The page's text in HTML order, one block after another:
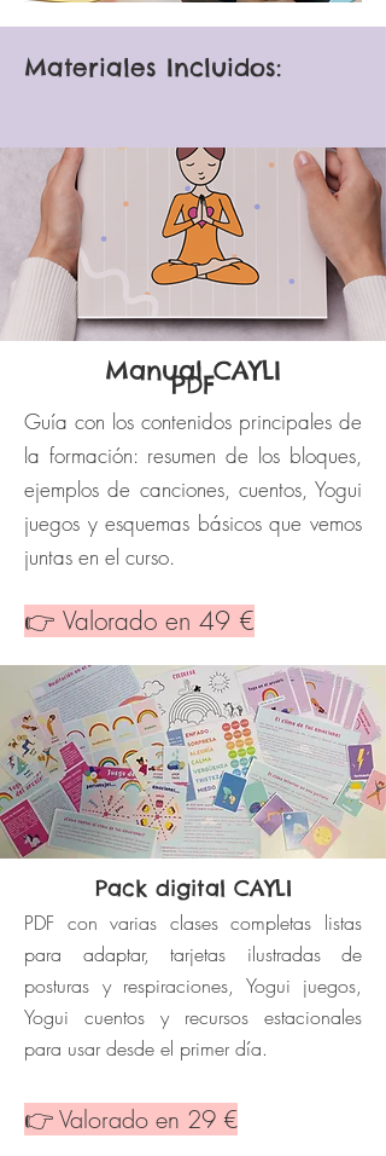
Materiales Incluidos:
Manual CAYLI
PDF
Guía con los contenidos principales de
la formación: resumen de los bloques,
ejemplos de canciones, cuentos, Yogui
juegos y esquemas básicos que vemos
juntas en el curso.
👉 Valorado en 49 €
Pack digital CAYLI
PDF con varias clases completas listas
para adaptar, tarjetas ilustradas de
posturas y respiraciones, Yogui juegos,
Yogui cuentos y recursos estacionales
para usar desde el primer día.
👉 Valorado en 29 €